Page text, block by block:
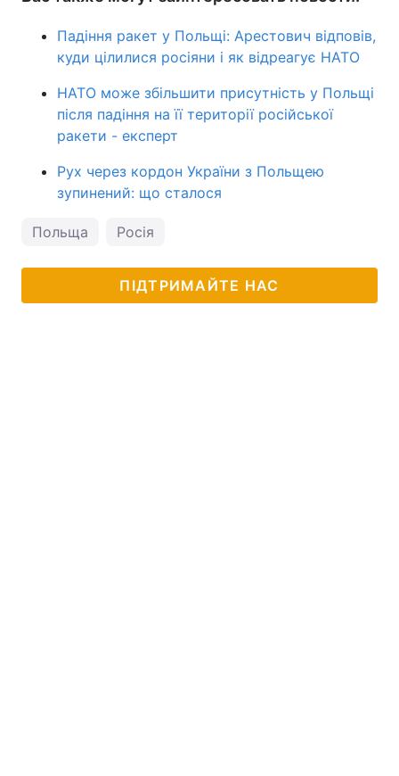
Падіння ракет у Польщі: Арестович відповів,
куди цілилися росіяни і як відреагує НАТО
НАТО може збільшити присутність у Польщі
після падіння на її території російської
ракети - експерт
Рух через кордон України з Польщею
зупинений: що сталося
Польща Росія
ПІДТРИМАЙТЕ НАС